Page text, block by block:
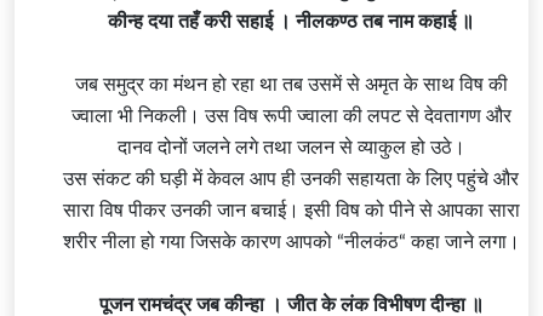
कीन्ह दया तहँ करी सहाई । नीलकण्ठ तब नाम कहाई ॥
जब समुद्र का मंथन हो रहा था तब उसमें से अमृत के साथ विष की
ज्वाला भी निकली। उस विष रूपी ज्वाला की लपट से देवतागण और
दानव दोनों जलने लगे तथा जलन से व्याकुल हो उठे।
उस संकट की घड़ी में केवल आप ही उनकी सहायता के लिए पहुंचे और
सारा विष पीकर उनकी जान बचाई। इसी विष को पीने से आपका सारा
शरीर नीला हो गया जिसके कारण आपको “नीलकंठ“ कहा जाने लगा।
पूजन रामचंद्र जब कीन्हा । जीत के लंक विभीषण दीन्हा ॥